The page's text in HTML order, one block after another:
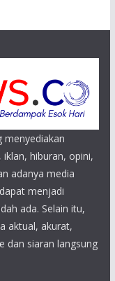
menyediakan
hiburan, opini,
adanya media
menjadi
ada. Selain itu,
aktual, akurat,
dan siaran langsung